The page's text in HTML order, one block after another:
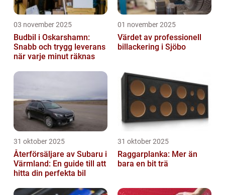
03 november 2025
Budbil i Oskarshamn:
Snabb och trygg leverans
när varje minut räknas
01 november 2025
Värdet av professionell
billackering i Sjöbo
31 oktober 2025
Återförsäljare av Subaru i
Värmland: En guide till att
hitta din perfekta bil
31 oktober 2025
Raggarplanka: Mer än
bara en bit trä